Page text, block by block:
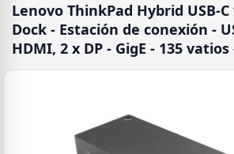
Lenovo ThinkPad Hybrid USB-
Dock - Estación de conexión -
HDMI, 2 x DP - GigE - 135